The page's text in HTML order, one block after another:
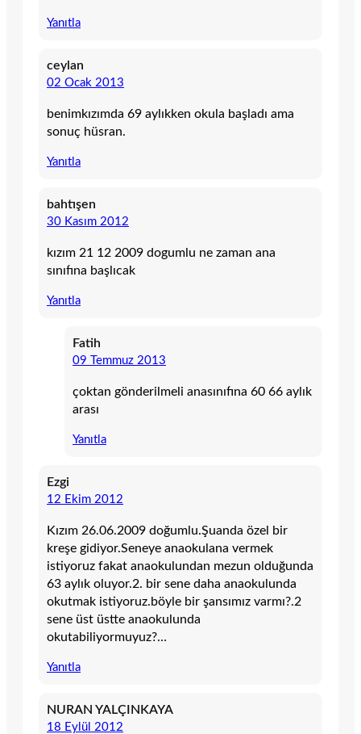
Yanıtla
ceylan
02 Ocak 2013
benimkızımda 69 aylıkken okula başladı ama
sonuç hüsran.
Yanıtla
bahtışen
30 Kasım 2012
kızım 21 12 2009 dogumlu ne zaman ana
sınıfına başlıcak
Yanıtla
Fatih
09 Temmuz 2013
çoktan gönderilmeli anasınıfına 60 66 aylık
arası
Yanıtla
Ezgi
12 Ekim 2012
Kızım 26.06.2009 doğumlu.Şuanda özel bir
kreşe gidiyor.Seneye anaokulana vermek
istiyoruz fakat anaokulundan mezun olduğunda
63 aylık oluyor.2. bir sene daha anaokulunda
okutmak istiyoruz.böyle bir şansımız varmı?.2
sene üst üstte anaokulunda
okutabiliyormuyuz?…
Yanıtla
NURAN YALÇINKAYA
18 Eylül 2012